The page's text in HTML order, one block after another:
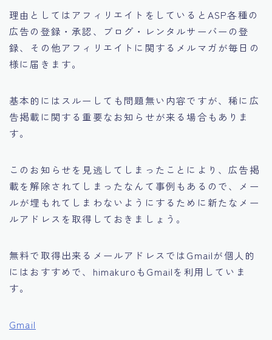
理由としてはアフィリエイトをしているとASP各種の
広告の登録・承認、ブログ・レンタルサーバーの登
録、その他アフィリエイトに関する メルマガが毎日の
様に届きます。
基本的にはスルーしても問題無い内容ですが、稀に広
告掲載に関する重要なお知らせが来る場合もありま
す。
このお知らせを見逃してしまったことにより、 広告掲
載を解除されてしまったなんて事例もあるので、メー
ルが埋もれてしまわないようにするために新たなメー
ルアドレスを取得しておきましょう。
無料で取得出来るメールアドレスではGmailが個人的
にはおすすめで、himakuroもGmailを利用していま
す。
Gmail